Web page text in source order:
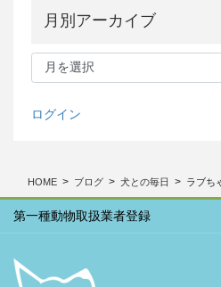
月別アーカイブ
月
ー
ログイン
HOME ブログ 犬との毎日 ラブち
第一種動物取扱業者登録